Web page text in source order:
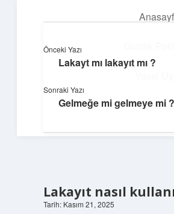
Günlük
Keyifli vakit için kısa ve eğlenceli
Lakayıt nasıl
Tarih: Kasım 21, 2025
Önceki Yazı
Lakayt mı lakayıt mı ?
Sonraki Yazı
Gelmeğe mi gelmeye mi ?